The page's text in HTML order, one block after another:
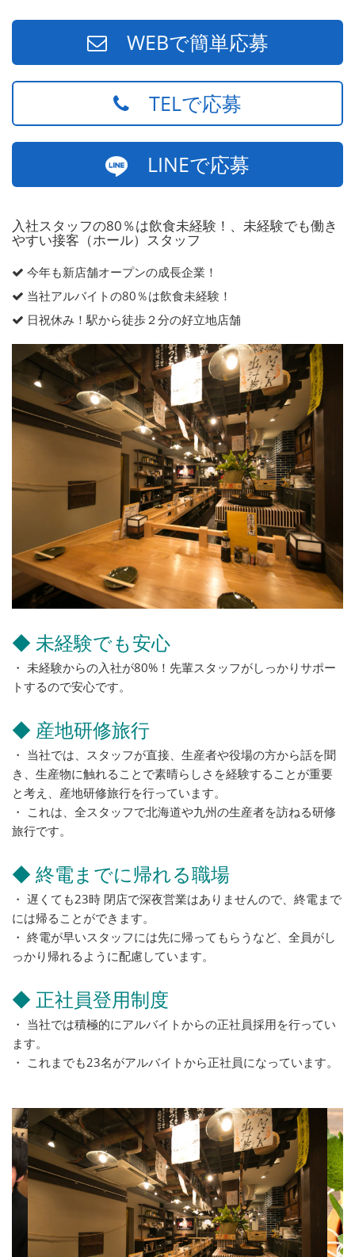
WEBで簡単応募
TELで応募
LINEで応募
入社スタッフの80％は飲食未経験！、未経験でも働き
やすい接客（ホール）スタッフ
今年も新店舗オープンの成長企業！
当社アルバイトの80％は飲食未経験！
日祝休み！駅から徒歩２分の好立地店舗
◆ 未経験でも安心
・ 未経験からの入社が80%！先輩スタッフがしっかりサポー
トするので安心です。
◆ 産地研修旅行
・ 当社では、スタッフが直接、生産者や役場の方から話を聞
き、生産物に触れることで素晴らしさを経験することが重要
と考え、産地研修旅行を行っています。
・ これは、全スタッフで北海道や九州の生産者を訪ねる研修
旅行です。
◆ 終電までに帰れる職場
・ 遅くても23時 閉店で深夜営業はありませんので、終電まで
には帰ることができます。
・ 終電が早いスタッフには先に帰ってもらうなど、全員がし
っかり帰れるように配慮しています。
◆ 正社員登用制度
・ 当社では積極的にアルバイトからの正社員採用を行ってい
ます。
・ これまでも23名がアルバイトから正社員になっています。